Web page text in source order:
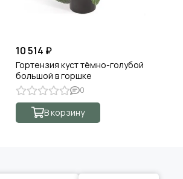
10 514 ₽
Гортензия куст тёмно-голубой
большой в горшке
0
В корзину